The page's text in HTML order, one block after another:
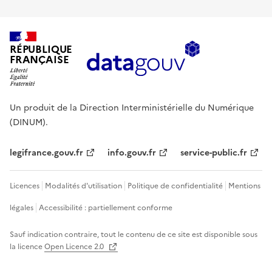
RÉPUBLIQUE
FRANÇAISE
Un produit de la Direction Interministérielle du Numérique
(DINUM).
legifrance.gouv.fr info.gouv.fr service-public.fr
Licences Modalités d'utilisation Politique de confidentialité Mentions
légales Accessibilité : partiellement conforme
Sauf indication contraire, tout le contenu de ce site est disponible sous
la licenceOpen Licence 2.0